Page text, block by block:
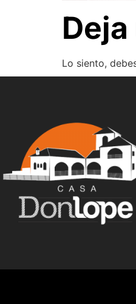
Lo siento,